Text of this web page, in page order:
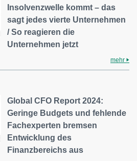
Insolvenzwelle kommt – das
sagt jedes vierte Unternehmen
/ So reagieren die
Unternehmen jetzt
mehr
Global CFO Report 2024:
Geringe Budgets und fehlende
Fachexperten bremsen
Entwicklung des
Finanzbereichs aus